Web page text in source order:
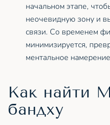
начальном этапе,
неочевидную зону и
связи. Со временем
минимизируется,
ментальное
Как найти
бандху